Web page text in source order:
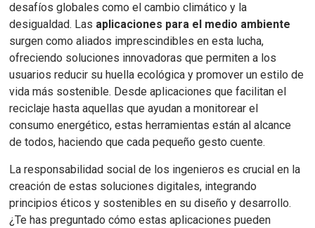
desafíos globales como el cambio climático y la
desigualdad. Las aplicaciones para el medio ambiente
surgen como aliados imprescindibles en esta lucha,
ofreciendo soluciones innovadoras que permiten a los
usuarios reducir su huella ecológica y promover un estilo de
vida más sostenible. Desde aplicaciones que facilitan el
reciclaje hasta aquellas que ayudan a monitorear el
consumo energético, estas herramientas están al alcance
de todos, haciendo que cada pequeño gesto cuente.
La responsabilidad social de los ingenieros es crucial en la
creación de estas soluciones digitales, integrando
principios éticos y sostenibles en su diseño y desarrollo.
¿Te has preguntado cómo estas aplicaciones pueden